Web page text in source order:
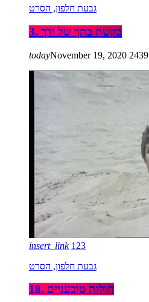
גבעת חלפון, הסרט
3. בקשת בתך של ידך
todayNovember 19, 2020 2439
insert_link 123
גבעת חלפון, הסרט
18. חולות טובעניים